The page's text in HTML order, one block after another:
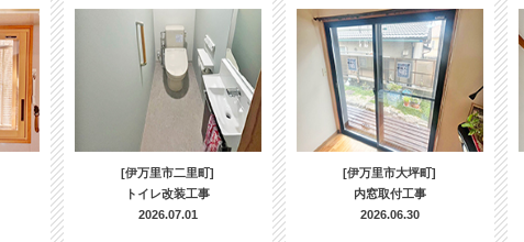
[伊万里市二里町]
トイレ改装工事
2026.07.01
[伊万里市大坪町]
内窓取付工事
2026.06.30